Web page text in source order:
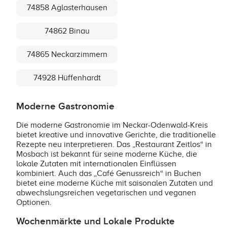
74858 Aglasterhausen
74862 Binau
74865 Neckarzimmern
74928 Hüffenhardt
Moderne Gastronomie
Die moderne Gastronomie im Neckar-Odenwald-Kreis
bietet kreative und innovative Gerichte, die traditionelle
Rezepte neu interpretieren. Das „Restaurant Zeitlos“ in
Mosbach ist bekannt für seine moderne Küche, die
lokale Zutaten mit internationalen Einflüssen
kombiniert. Auch das „Café Genussreich“ in Buchen
bietet eine moderne Küche mit saisonalen Zutaten und
abwechslungsreichen vegetarischen und veganen
Optionen.
Wochenmärkte und Lokale Produkte